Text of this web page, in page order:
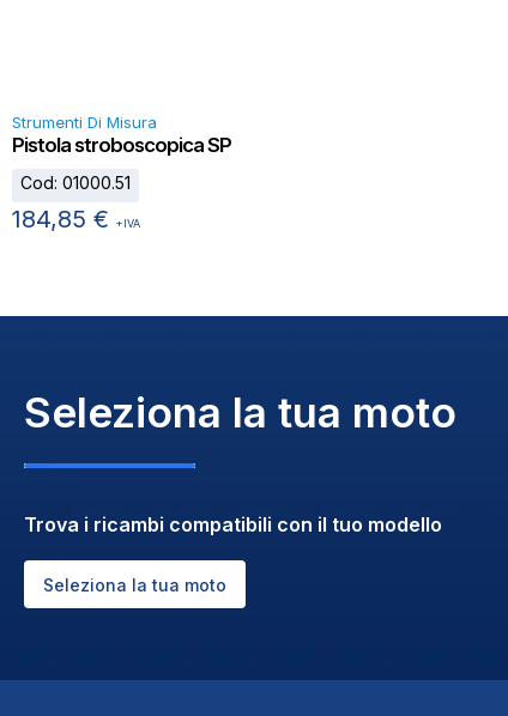
Strumenti Di Misura
Pistola stroboscopica SP
Cod: 01000.51
184,85 € +IVA
Seleziona la tua moto
Trova i ricambi compatibili con il tuo modello
Seleziona la tua moto